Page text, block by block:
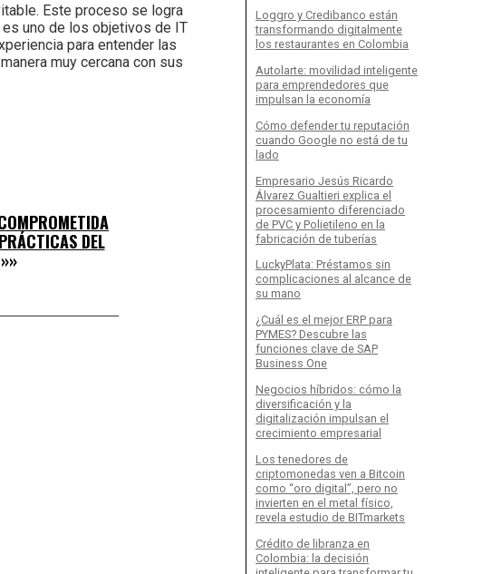
Este proceso se logra
uno de los objetivos de IT
para entender las
muy cercana con sus
DEL
»»
Loggro y Credibanco están
transformando digitalmente
los restaurantes en Colombia
Autolarte: movilidad inteligente
para emprendedores que
impulsan la economía
Cómo defender tu reputación
cuando Google no está de tu
lado
Empresario Jesús Ricardo
Álvarez Gualtieri explica el
procesamiento diferenciado
de PVC y Polietileno en la
fabricación de tuberías
LuckyPlata: Préstamos sin
complicaciones al alcance de
su mano
¿Cuál es el mejor ERP para
PYMES? Descubre las
funciones clave de SAP
Business One
Negocios híbridos: cómo la
diversificación y la
digitalización impulsan el
crecimiento empresarial
Los tenedores de
criptomonedas ven a Bitcoin
como “oro digital”, pero no
invierten en el metal físico,
revela estudio de BITmarkets
Crédito de libranza en
Colombia: la decisión